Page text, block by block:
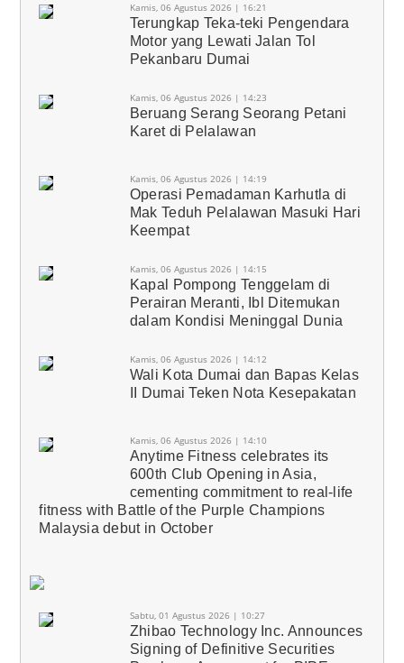
Kamis, 06 Agustus 2026 | 16:21
Terungkap Teka-teki Pengendara
Motor yang Lewati Jalan Tol
Pekanbaru Dumai
Kamis, 06 Agustus 2026 | 14:23
Beruang Serang Seorang Petani
Karet di Pelalawan
Kamis, 06 Agustus 2026 | 14:19
Operasi Pemadaman Karhutla di
Mak Teduh Pelalawan Masuki Hari
Keempat
Kamis, 06 Agustus 2026 | 14:15
Kapal Pompong Tenggelam di
Perairan Meranti, Ibl Ditemukan
dalam Kondisi Meninggal Dunia
Kamis, 06 Agustus 2026 | 14:12
Wali Kota Dumai dan Bapas Kelas
II Dumai Teken Nota Kesepakatan
Kamis, 06 Agustus 2026 | 14:10
Anytime Fitness celebrates its
600th Club Opening in Asia,
cementing commitment to real-life
fitness with Battle of the Purple Champions
Malaysia debut in October
Sabtu, 01 Agustus 2026 | 10:27
Zhibao Technology Inc. Announces
Signing of Definitive Securities